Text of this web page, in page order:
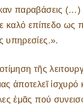
παραβάσεις (…)
καλό επίπεδο ως
υπηρεσίες.».
τῆς
ἀποτελεῖ ἰσχυρό
ἐμᾶς πού